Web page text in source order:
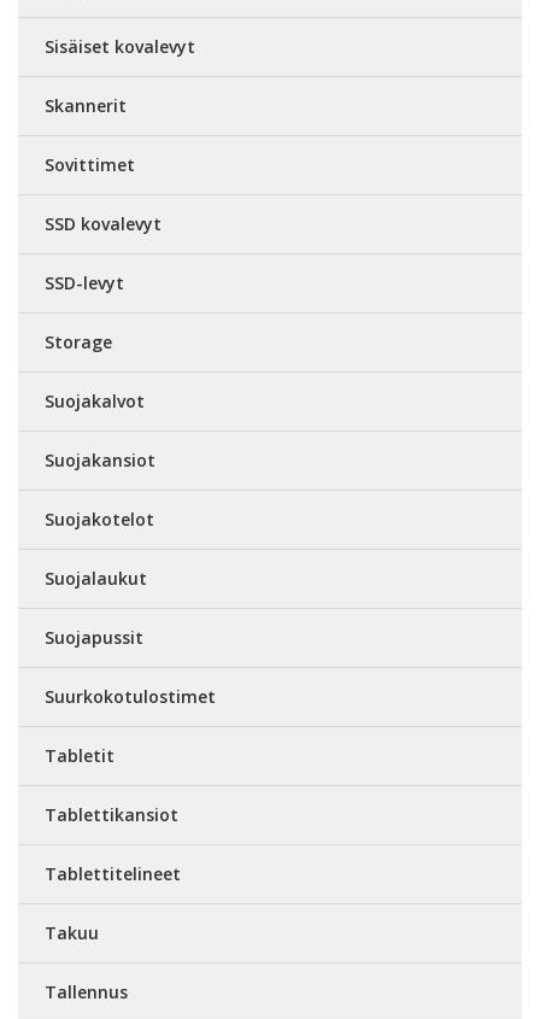
Sisäiset kovalevyt
Skannerit
Sovittimet
SSD kovalevyt
SSD-levyt
Storage
Suojakalvot
Suojakansiot
Suojakotelot
Suojalaukut
Suojapussit
Suurkokotulostimet
Tabletit
Tablettikansiot
Tablettitelineet
Takuu
Tallennus